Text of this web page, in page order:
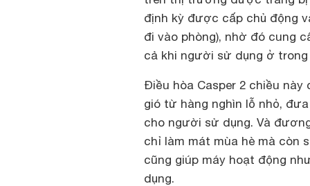
định kỳ được cấp chủ động
đi vào phòng), nhờ đó cung
cả khi người sử dụng ở trong
Điều hòa Casper 2 chiều
gió từ hàng nghìn lỗ nhỏ,
cho người sử dụng. Và
chỉ làm mát mùa hè mà còn
cũng giúp máy hoạt động
dụng.